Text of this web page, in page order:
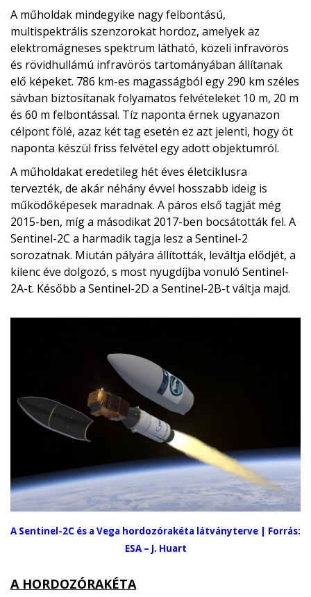
A műholdak mindegyike nagy felbontású,
multispektrális szenzorokat hordoz, amelyek az
elektromágneses spektrum látható, közeli infravörös
és rövidhullámú infravörös tartományában állítanak
elő képeket. 786 km-es magasságból egy 290 km széles
sávban biztosítanak folyamatos felvételeket 10 m, 20 m
és 60 m felbontással. Tíz naponta érnek ugyanazon
célpont fölé, azaz két tag esetén ez azt jelenti, hogy öt
naponta készül friss felvétel egy adott objektumról.
A műholdakat eredetileg hét éves életciklusra
tervezték, de akár néhány évvel hosszabb ideig is
működőképesek maradnak. A páros első tagját még
2015-ben, míg a másodikat 2017-ben bocsátották fel. A
Sentinel-2C a harmadik tagja lesz a Sentinel-2
sorozatnak. Miután pályára állították, leváltja elődjét, a
kilenc éve dolgozó, s most nyugdíjba vonuló Sentinel-
2A-t. Később a Sentinel-2D a Sentinel-2B-t váltja majd.
A Sentinel-2C és a Vega hordozórakéta látványterve | Forrás:
ESA – J. Huart
A HORDOZÓRAKÉTA